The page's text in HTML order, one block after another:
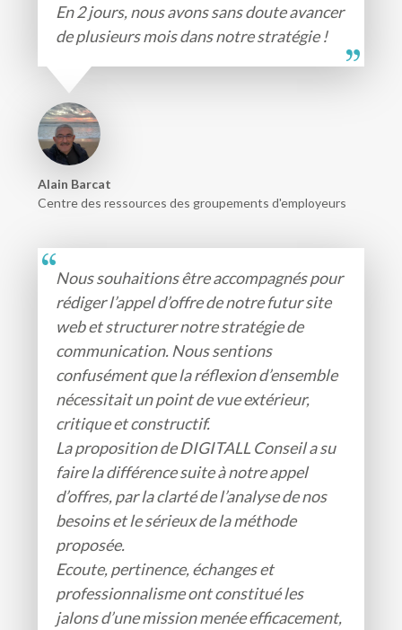
En 2 jours, nous avons sans doute avancer
de plusieurs mois dans notre stratégie !
Alain Barcat
Centre des ressources des groupements d'employeurs
Nous souhaitions être accompagnés pour
rédiger l’appel d’offre de notre futur site
web et structurer notre stratégie de
communication. Nous sentions
confusément que la réflexion d’ensemble
nécessitait un point de vue extérieur,
critique et constructif.
La proposition de DIGITALL Conseil a su
faire la différence suite à notre appel
d’offres, par la clarté de l’analyse de nos
besoins et le sérieux de la méthode
proposée.
Ecoute, pertinence, échanges et
professionnalisme ont constitué les
jalons d’une mission menée efficacement,